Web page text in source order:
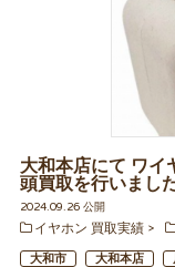
大和本店にて ワイ
頭買取を行いまし
2024.09.26 公開
イヤホン 買取実績
大和市 大和本店